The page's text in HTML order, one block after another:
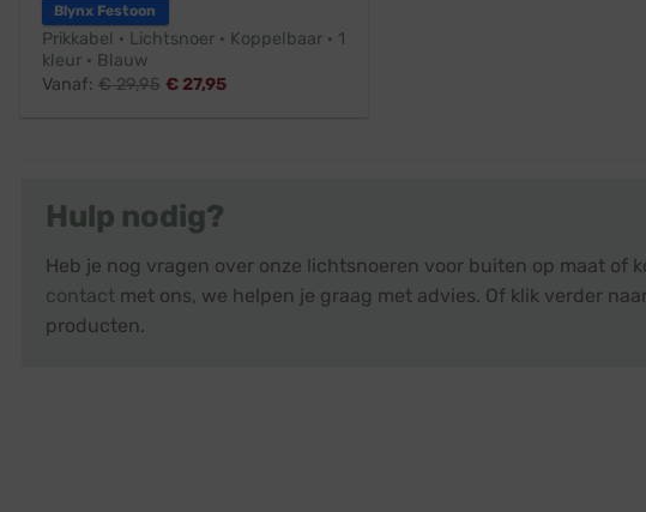
Blynx Festoon
Prikkabel · Lichtsnoer · Koppelbaar · 1
kleur · Blauw
Vanaf: €29,95 €27,95
Hulp nodig?
Heb je nog vragen over onze lichtsnoeren voor buiten op maat of
contactmet ons, we helpen je graag met advies. Of klik verder
producten.